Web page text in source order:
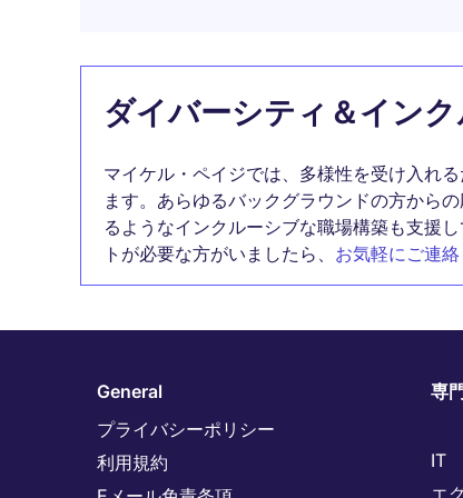
ダイバーシティ＆イン
マイケル・ペイジでは、多様性を受け入れ
ます。あらゆるバックグラウンドの方から
るようなインクルーシブな職場構築も支援
トが必要な方がいましたら、 お気軽にご連
General
プライバシーポリシー
利用規約
専
IT
エ